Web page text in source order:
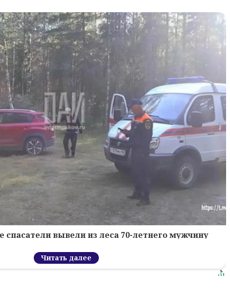
спасатели вывели из леса 70-летнего мужчину
Читать далее